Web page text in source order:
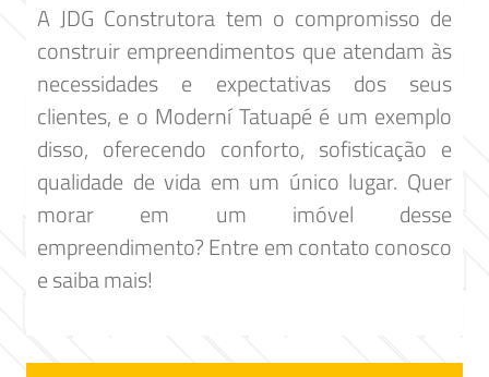
A JDG Construtora tem o compromisso de
construir empreendimentos que atendam às
necessidades e expectativas dos seus
clientes, e o Moderní Tatuapé é um exemplo
disso, oferecendo conforto, sofisticação e
qualidade de vida em um único lugar. Quer
morar em um imóvel desse
empreendimento? Entre em contato conosco
e saiba mais!